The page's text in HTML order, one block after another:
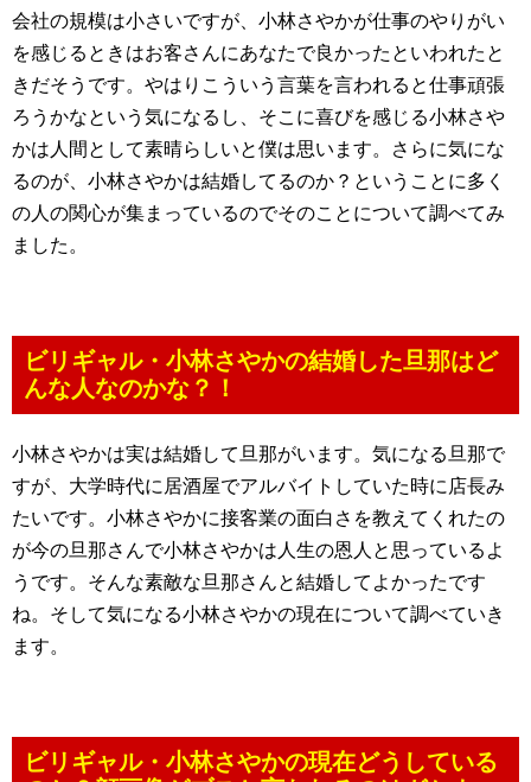
会社の規模は小さいですが、小林さやかが仕事のやりがい
を感じるときはお客さんにあなたで良かったといわれたと
きだそうです。やはりこういう言葉を言われると仕事頑張
ろうかなという気になるし、そこに喜びを感じる小林さや
かは人間として素晴らしいと僕は思います。さらに気にな
るのが、小林さやかは結婚してるのか？ということに多く
の人の関心が集まっているのでそのことについて調べてみ
ました。
ビリギャル・小林さやかの結婚した旦那はど
んな人なのかな？！
小林さやかは実は結婚して旦那がいます。気になる旦那で
すが、大学時代に居酒屋でアルバイトしていた時に店長み
たいです。小林さやかに接客業の面白さを教えてくれたの
が今の旦那さんで小林さやかは人生の恩人と思っているよ
うです。そんな素敵な旦那さんと結婚してよかったです
ね。そして気になる小林さやかの現在について調べていき
ます。
ビリギャル・小林さやかの現在どうしている